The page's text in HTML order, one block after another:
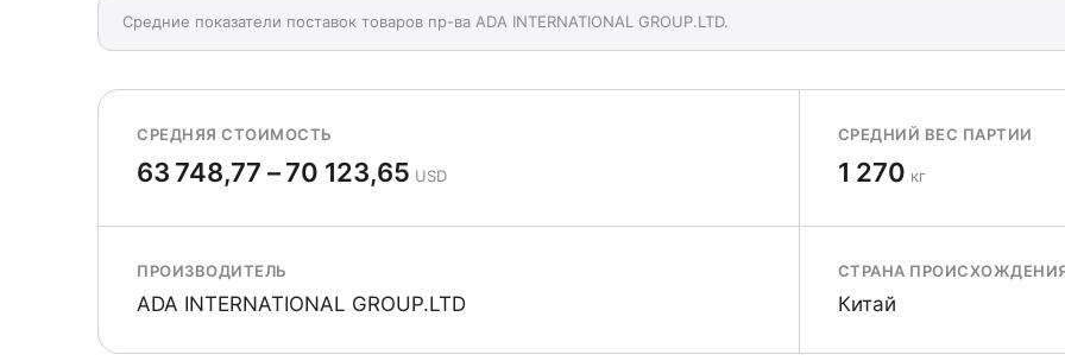
Средние показатели поставок товаров пр-ва ADA INTERNATIONAL GROUP.LTD.
СРЕДНЯЯ СТОИМОСТЬ
63 748,77 – 70 123,65 USD
СРЕДНИЙ ВЕС ПАРТИИ
1 270 кг
ПРОИЗВОДИТЕЛЬ
ADA INTERNATIONAL GROUP.LTD
СТРАНА
Китай